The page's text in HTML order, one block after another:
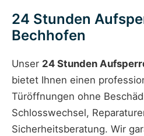
24 Stunden
Bechhofen
Unser 24 Stunden
bietet Ihnen einen
Türöffnungen ohne
Schlosswechsel,
Sicherheitsberatung. Wir